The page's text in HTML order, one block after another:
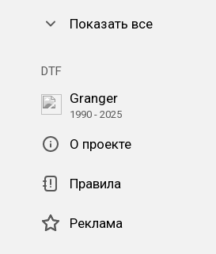
Показать все
DTF
Granger
1990 - 2025
О проекте
Правила
Реклама